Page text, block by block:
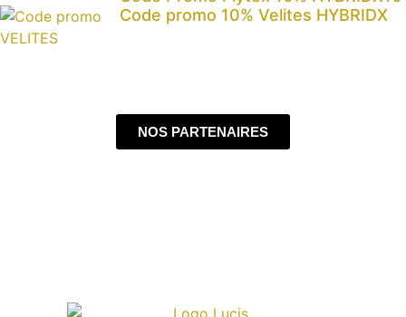
Code promo 10% Velites HYBRIDX
NOS PARTENAIRES